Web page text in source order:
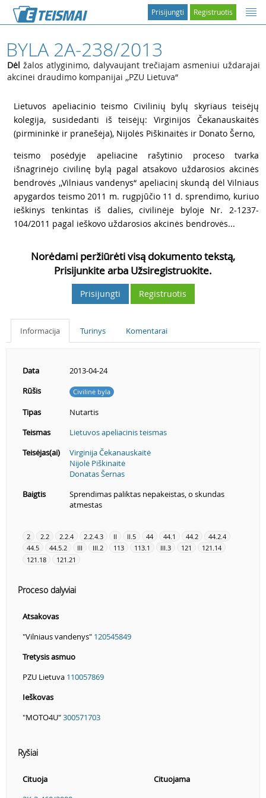
Registruotis
Prisijungti
BYLA 2A-238/2013
Dėl žalos atlyginimo, dalyvaujant trečiajam asmeniui uždarajai
akcinei draudimo kompanijai ,,PZU Lietuva“
Lietuvos apeliacinio teismo Civilinių bylų skyriaus teisėjų
kolegija, susidedanti iš teisėjų: Virginijos Čekanauskaitės
(pirmininkė ir pranešėja), Nijolės Piškinaitės ir Donato Šerno,
teismo posėdyje apeliacine rašytinio proceso tvarka
išnagrinėjo civilinę bylą pagal atsakovo uždarosios akcinės
bendrovės ,,Vilniaus vandenys“ apeliacinį skundą dėl Vilniaus
apygardos teismo 2011 m. rugpjūčio 11 d. sprendimo, kuriuo
ieškinys tenkintas iš dalies, civilinėje byloje Nr. 2-1237-
104/2011 pagal ieškovo uždarosios akcinės bendrovės...
Norėdami peržiūrėti visą dokumento tekstą,
Prisijunkite arba Užsiregistruokite.
Prisijungti Registruotis
Informacija Turinys Komentarai
Data
2013-04-24
Rūšis
Civilinė byla
Tipas
Nutartis
Teismas
Lietuvos apeliacinis teismas
Teisėjas(ai)
Virginija Čekanauskaitė
Nijolė Piškinaitė
Donatas Šernas
Baigtis
Sprendimas paliktas nepakeistas, o skundas
atmestas
2 2.2 2.2.4 2.2.4.3 II II.5 44 44.1 44.2
44.2.4
44.5
44.5.2 III III.2 113 113.1 III.3 121
121.14
121.18
121.21
Proceso dalyviai
Atsakovas
"Vilniaus vandenys" 120545849
Tretysis asmuo
PZU Lietuva 110057869
Ieškovas
"MOTO4U"300571703
Ryšiai
Cituoja
Cituojama